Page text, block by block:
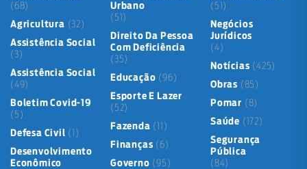
(68)
Agricultura (32)
Assistência Social
(3)
Assistência Social
(49)
Boletim Covid-19
(5)
Defesa Civil (1)
Desenvolvimento
Econômico
Urbano
(51)
Direito Da Pessoa
Com Deficiência
(35)
Educação (96)
Esporte E Lazer
(52)
Fazenda (11)
Finanças (6)
Governo (95)
(51)
Negócios
Jurídicos
(4)
Notícias (425)
Obras (85)
Pomar (8)
Saúde (172)
Segurança
Pública
(84)